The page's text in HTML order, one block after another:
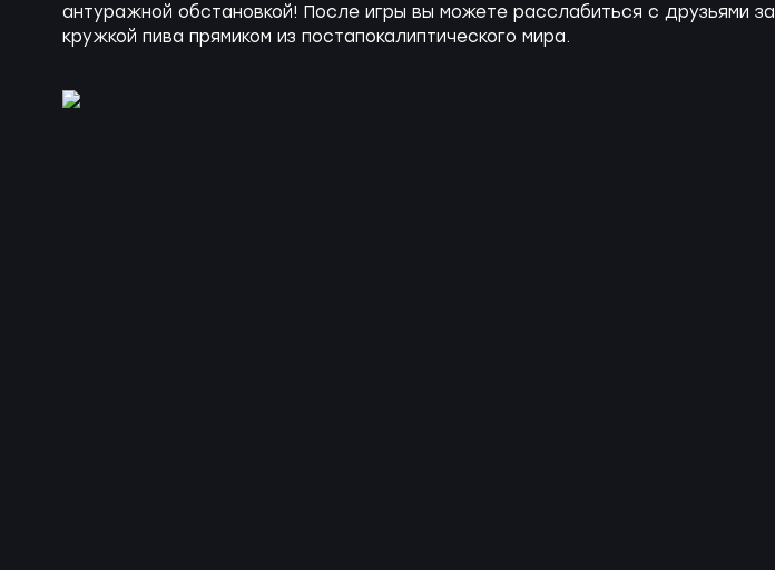
антуражной обстановкой! После игры вы можете расслабиться с друзьями за
кружкой пива прямиком из постапокалиптического мира.